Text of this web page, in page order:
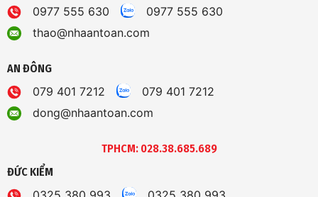
0977 555 630
0977 555 630
thao@nhaantoan.com
AN ĐÔNG
079 401 7212
079 401 7212
dong@nhaantoan.com
TPHCM: 028.38.685.689
ĐỨC KIỂM